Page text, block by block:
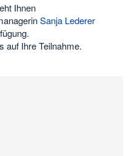
Ihnen
Sanja Lederer
auf Ihre Teilnahme.